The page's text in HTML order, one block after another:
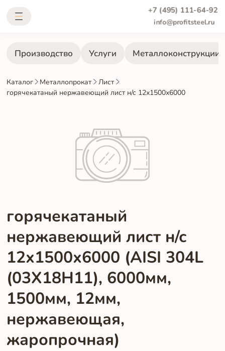
+7 (495) 111-64-92
info@profitsteel.ru
Производство Услуги Металлоконструкции
Каталог Металлопрокат
Лист
горячекатаный нержавеющий лист н/с 12х1500х6000
горячекатаный
нержавеющий лист н/с
12х1500х6000 (AISI 304L
(03Х18Н11), 6000мм,
1500мм, 12мм,
нержавеющая,
жаропрочная)